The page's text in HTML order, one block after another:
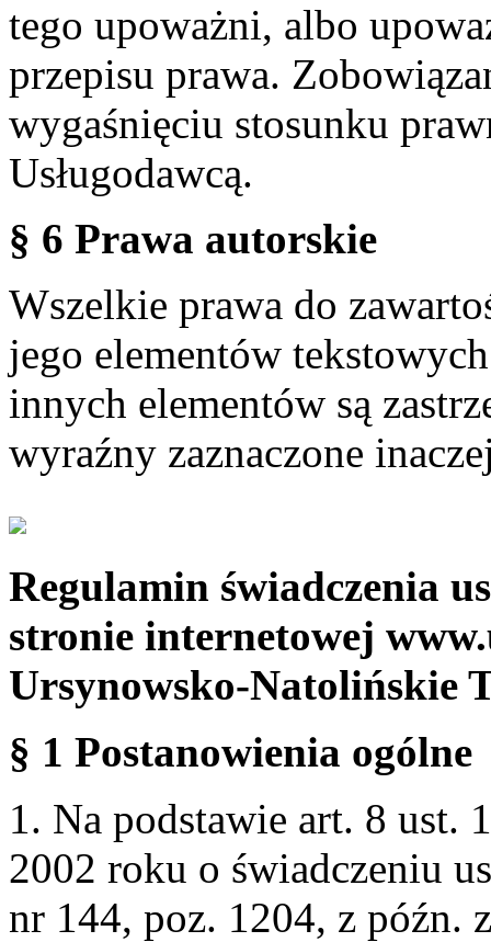
tego upoważni, albo
przepisu prawa.
wygaśnięciu stosunku
Usługodawcą.
§ 6 Prawa autorskie
Wszelkie prawa do
jego elementów
innych elementów są
wyraźny zaznaczone
Regulamin świadczenia
stronie internetowej
Ursynowsko-Natolińskie
§ 1 Postanowienia ogólne
1. Na podstawie art. 8 ust.
2002 roku o świadczeniu
nr 144, poz. 1204, z późn.